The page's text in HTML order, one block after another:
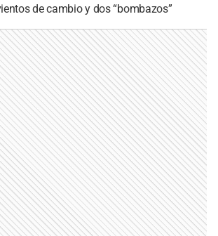
de cambio y dos “bombazos”